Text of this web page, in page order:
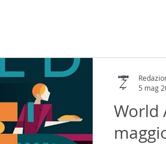
World
5 mag